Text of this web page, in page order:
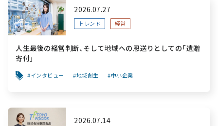
2026.07.27
トレンド 経営
人生最後の経営判断、そして地域への恩送りとしての「遺贈
寄付」
インタビュー 地域創生 中小企業
2026.07.14